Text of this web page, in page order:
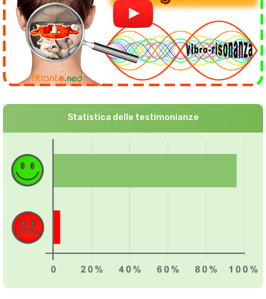
Statistica delle testimonianze